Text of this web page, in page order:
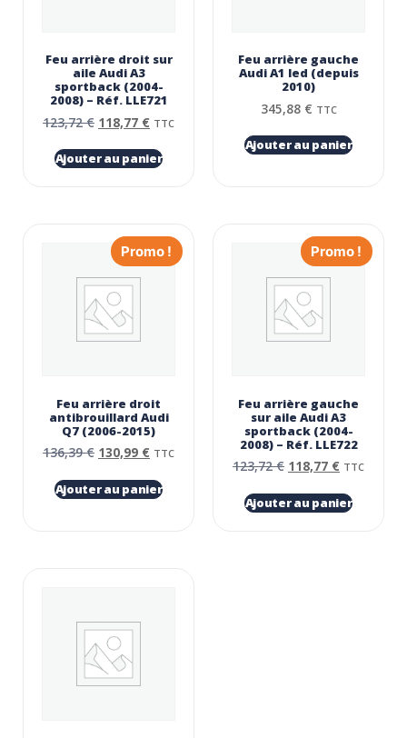
Feu arrière droit sur
aile Audi A3
sportback (2004-
2008) – Réf. LLE721
123,72€ 118,77 € TTC
Ajouter au panier
Feu arrière gauche
Audi A1 led (depuis
2010)
345,88 € TTC
Ajouter au panier
Promo !
Feu arrière droit
antibrouillard Audi
Q7 (2006-2015)
136,39€ 130,99 € TTC
Ajouter au panier
Promo !
Feu arrière gauche
sur aile Audi A3
sportback (2004-
2008) – Réf. LLE722
123,72€ 118,77 € TTC
Ajouter au panier